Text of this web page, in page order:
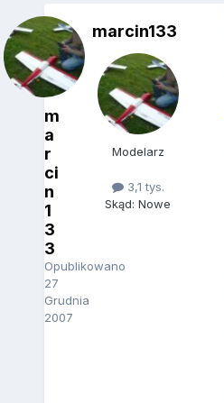
m
a
r
ci
n
1
3
3
Opublikowano
27
Grudnia
2007
marcin133
Modelarz
3,1 tys.
Skąd: Nowe